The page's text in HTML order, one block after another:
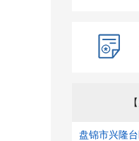
盘锦市兴隆